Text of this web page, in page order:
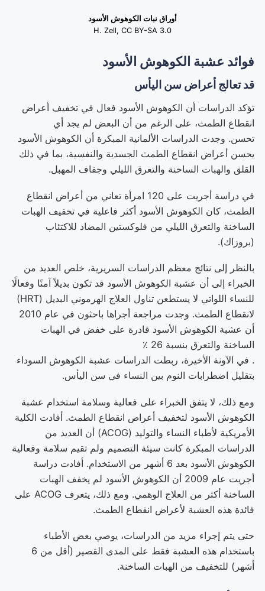
أوراق نبات الكوهوش الأسود
H. Zell, CC BY-SA 3.0
فوائد عشبة الكوهوش الأسود
قد تعالج أعراض سن اليأس
تؤكد الدراسات أن الكوهوش الأسود فعال في تخفيف أعراض
انقطاع الطمث، على الرغم من أن البعض لم يجد أي
تحسن. وجدت الدراسات الألمانية المبكرة أن الكوهوش الأسود
يحسن أعراض انقطاع الطمث الجسدية والنفسية، بما في ذلك
القلق والهبات الساخنة والتعرق الليلي وجفاف المهبل.
في دراسة أجريت على 120 امرأة تعاني من أعراض انقطاع
الطمث، كان الكوهوش الأسود أكثر فاعلية في تخفيف الهبات
الساخنة والتعرق الليلي من فلوكستين المضاد للاكتئاب
(بروزاك).
بالنظر إلى نتائج معظم الدراسات السريرية، خلص العديد من
الخبراء إلى أن عشبة الكوهوش الأسود قد تكون بديلاً آمنًا وفعالًا
للنساء اللواتي لا يستطعن تناول العلاج الهرموني البديل (HRT)
لانقطاع الطمث. وجدت مراجعة أجراها باحثون في عام 2010
أن عشبة الكوهوش الأسود قادرة على خفض في الهبات
الساخنة والتعرق بنسبة 26 ٪
. في الآونة الأخيرة، ربطت الدراسات عشبة الكوهوش السوداء
بتقليل اضطرابات النوم بين النساء في سن اليأس.
ومع ذلك، لا يتفق الخبراء على فعالية وسلامة استخدام عشبة
الكوهوش الأسود لتخفيف أعراض انقطاع الطمث. أفادت الكلية
الأمريكية لأطباء النساء والتوليد (ACOG) أن العديد من
الدراسات المبكرة كانت سيئة التصميم ولم تقيم سلامة وفعالية
الكوهوش الأسود بعد 6 أشهر من الاستخدام. أفادت دراسة
أجريت عام 2009 أن الكوهوش الأسود لم يخفف الهبات
الساخنة أكثر من العلاج الوهمي. ومع ذلك، يتعرف ACOG على
فائدة هذه العشبة لأعراض انقطاع الطمث.
حتى يتم إجراء مزيد من الدراسات، يوصي بعض الأطباء
باستخدام هذه العشبة فقط على المدى القصير (أقل من 6
أشهر) للتخفيف من الهبات الساخنة.